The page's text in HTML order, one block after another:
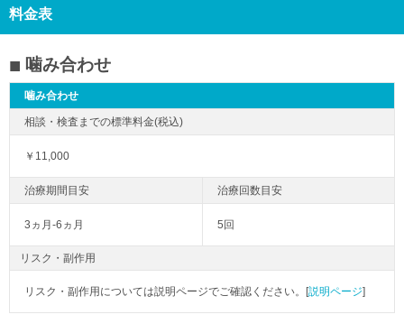
料金表
噛み合わせ
噛み合わせ
￥11,000
3ヵ月-6ヵ月 5回
リスク・副作用
リスク・副作用については説明ページでご確認ください。[説明ページ]